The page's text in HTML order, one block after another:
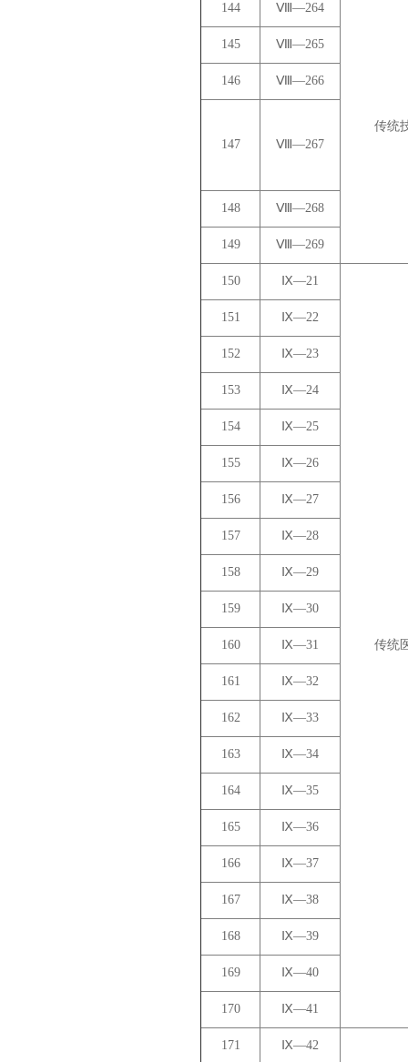
144 Ⅷ—264
传统
145 Ⅷ—265
146 Ⅷ—266
147 Ⅷ—267
148 Ⅷ—268
149 Ⅷ—269
150 Ⅸ—21
传统
151 Ⅸ—22
152 Ⅸ—23
153 Ⅸ—24
154 Ⅸ—25
155 Ⅸ—26
156 Ⅸ—27
157 Ⅸ—28
158 Ⅸ—29
159 Ⅸ—30
160 Ⅸ—31
161 Ⅸ—32
162 Ⅸ—33
163 Ⅸ—34
164 Ⅸ—35
165 Ⅸ—36
166 Ⅸ—37
167 Ⅸ—38
168 Ⅸ—39
169 Ⅸ—40
170 Ⅸ—41
171 Ⅸ—42